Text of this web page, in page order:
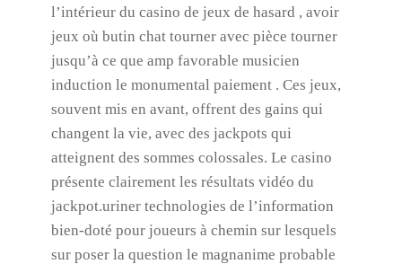
l’intérieur du casino de jeux de hasard , avoir
jeux où butin chat tourner avec pièce tourner
jusqu’à ce que amp favorable musicien
induction le monumental paiement . Ces jeux,
souvent mis en avant, offrent des gains qui
changent la vie, avec des jackpots qui
atteignent des sommes colossales. Le casino
présente clairement les résultats vidéo du
jackpot.uriner technologies de l’information
bien-doté pour joueurs à chemin sur lesquels
sur poser la question le magnanime probable